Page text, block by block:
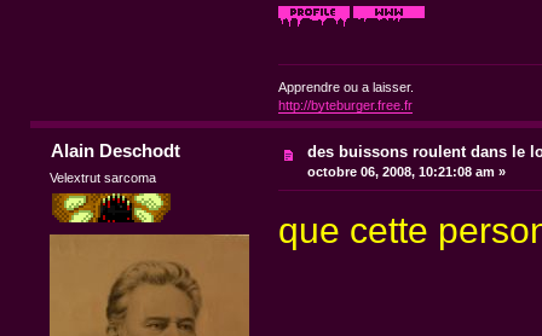
Apprendre ou a laisser.
http://byteburger.free.fr
Alain Deschodt
Velextrut sarcoma
des buissons roulent dans le
octobre 06, 2008, 10:21:08 am »
que cette